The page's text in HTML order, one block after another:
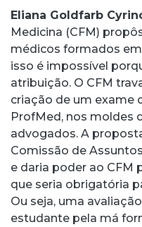
Eliana Goldfarb
Medicina (CFM)
médicos formados
isso é impossível
atribuição. O CFM
criação de um exame
ProfMed, nos moldes
advogados. A
Comissão de
e daria poder ao CFM
que seria obrigatória
Ou seja, uma
estudante pela má